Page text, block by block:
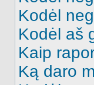
Kodėl
Kodėl aš
Kaip
Ką daro